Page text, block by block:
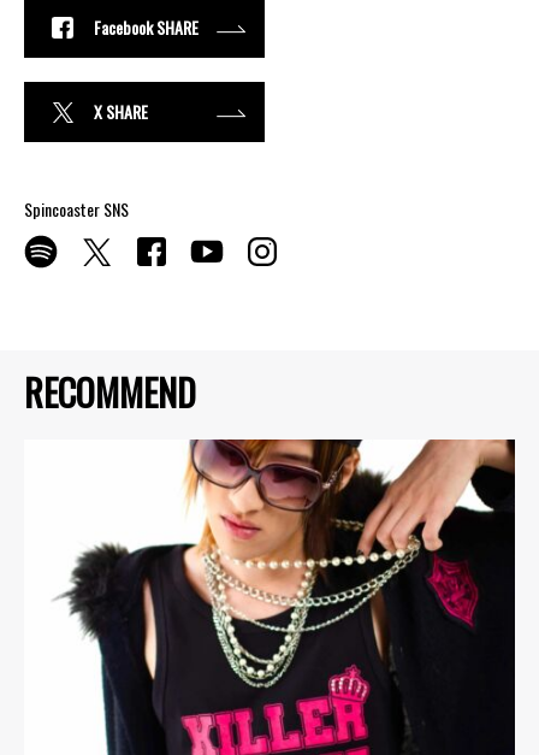
RECOMMEND
Facebook SHARE
X SHARE
Spincoaster SNS